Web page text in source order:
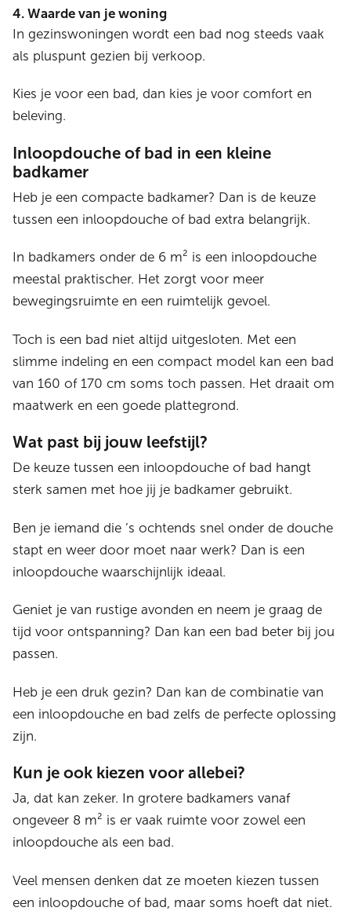
4. Waarde van je woning
In gezinswoningen wordt een bad nog steeds vaak
als pluspunt gezien bij verkoop.
Kies je voor een bad, dan kies je voor comfort en
beleving.
Inloopdouche of bad in een kleine
badkamer
Heb je een compacte badkamer? Dan is de keuze
tussen een inloopdouche of bad extra belangrijk.
In badkamers onder de 6 m² is een inloopdouche
meestal praktischer. Het zorgt voor meer
bewegingsruimte en een ruimtelijk gevoel.
Toch is een bad niet altijd uitgesloten. Met een
slimme indeling en een compact model kan een bad
van 160 of 170 cm soms toch passen. Het draait om
maatwerk en een goede plattegrond.
Wat past bij jouw leefstijl?
De keuze tussen een inloopdouche of bad hangt
sterk samen met hoe jij je badkamer gebruikt.
Ben je iemand die ’s ochtends snel onder de douche
stapt en weer door moet naar werk? Dan is een
inloopdouche waarschijnlijk ideaal.
Geniet je van rustige avonden en neem je graag de
tijd voor ontspanning? Dan kan een bad beter bij jou
passen.
Heb je een druk gezin? Dan kan de combinatie van
een inloopdouche en bad zelfs de perfecte oplossing
zijn.
Kun je ook kiezen voor allebei?
Ja, dat kan zeker. In grotere badkamers vanaf
ongeveer 8 m² is er vaak ruimte voor zowel een
inloopdouche als een bad.
Veel mensen denken dat ze moeten kiezen tussen
een inloopdouche of bad, maar soms hoeft dat niet.